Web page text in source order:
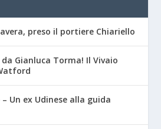
preso il portiere Chiariello
da Gianluca Torma! Il Vivaio
– Un ex Udinese alla guida